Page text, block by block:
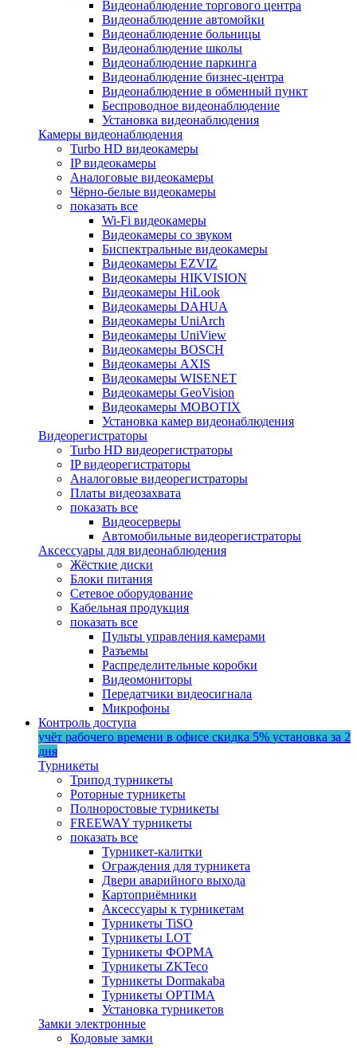
Видеонаблюдение торгового центра
Видеонаблюдение автомойки
Видеонаблюдение больницы
Видеонаблюдение школы
Видеонаблюдение паркинга
Видеонаблюдение бизнес-центра
Видеонаблюдение в обменный пункт
Беспроводное видеонаблюдение
Установка видеонаблюдения
Камеры видеонаблюдения
Turbo HD видеокамеры
IP видеокамеры
Аналоговые видеокамеры
Чёрно-белые видеокамеры
показать все
Wi-Fi видеокамеры
Видеокамеры со звуком
Биспектральные видеокамеры
Видеокамеры EZVIZ
Видеокамеры HIKVISION
Видеокамеры HiLook
Видеокамеры DAHUA
Видеокамеры UniArch
Видеокамеры UniView
Видеокамеры BOSCH
Видеокамеры AXIS
Видеокамеры WISENET
Видеокамеры GeoVision
Видеокамеры MOBOTIX
Установка камер видеонаблюдения
Видеорегистраторы
Turbo HD видеорегистраторы
IP видеорегистраторы
Аналоговые видеорегистраторы
Платы видеозахвата
показать все
Видеосерверы
Автомобильные видеорегистраторы
Аксессуары для видеонаблюдения
Жёсткие диски
Блоки питания
Сетевое оборудование
Кабельная продукция
показать все
Пульты управления камерами
Разъемы
Распределительные коробки
Видеомониторы
Передатчики видеосигнала
Микрофоны
Контроль доступа
учёт рабочего времени в офисе скидка 5% установка за 2
дня
Турникеты
Трипод турникеты
Роторные турникеты
Полноростовые турникеты
FREEWAY турникеты
показать все
Турникет-калитки
Ограждения для турникета
Двери аварийного выхода
Картоприёмники
Аксессуары к турникетам
Турникеты TiSO
Турникеты LOT
Турникеты ФОРМА
Турникеты ZKTeco
Турникеты Dormakaba
Турникеты OPTIMA
Установка турникетов
Замки электронные
Кодовые замки